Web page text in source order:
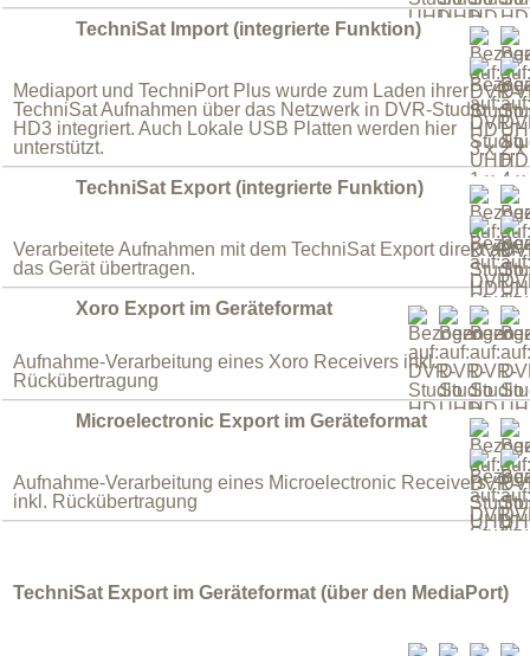
TechniSat Import (integrierte Funktion)
Mediaport und TechniPort Plus wurde zum Laden ihrer
TechniSat Aufnahmen über das Netzwerk in DVR-Studio
HD3 integriert. Auch Lokale USB Platten werden hier
unterstützt.
TechniSat Export (integrierte Funktion)
Verarbeitete Aufnahmen mit dem TechniSat Export direkt auf
das Gerät übertragen.
Xoro Export im Geräteformat
Aufnahme-Verarbeitung eines Xoro Receivers inkl.
Rückübertragung
Microelectronic Export im Geräteformat
Aufnahme-Verarbeitung eines Microelectronic Receivers
inkl. Rückübertragung
TechniSat Export im Geräteformat (über den MediaPort)